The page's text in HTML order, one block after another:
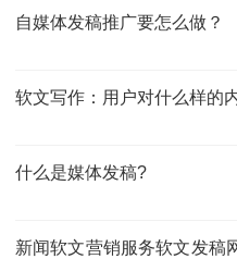
自媒体发稿推广要怎么做？
软文写作：用户对什么样的
什么是媒体发稿?
新闻软文营销服务软文发稿